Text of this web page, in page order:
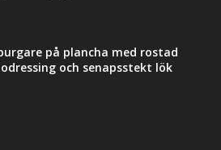
på plancha med rostad
och senapsstekt lök